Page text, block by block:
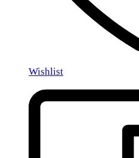
Wishlist